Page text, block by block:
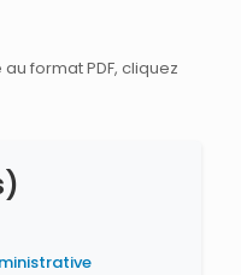
format PDF, cliquez